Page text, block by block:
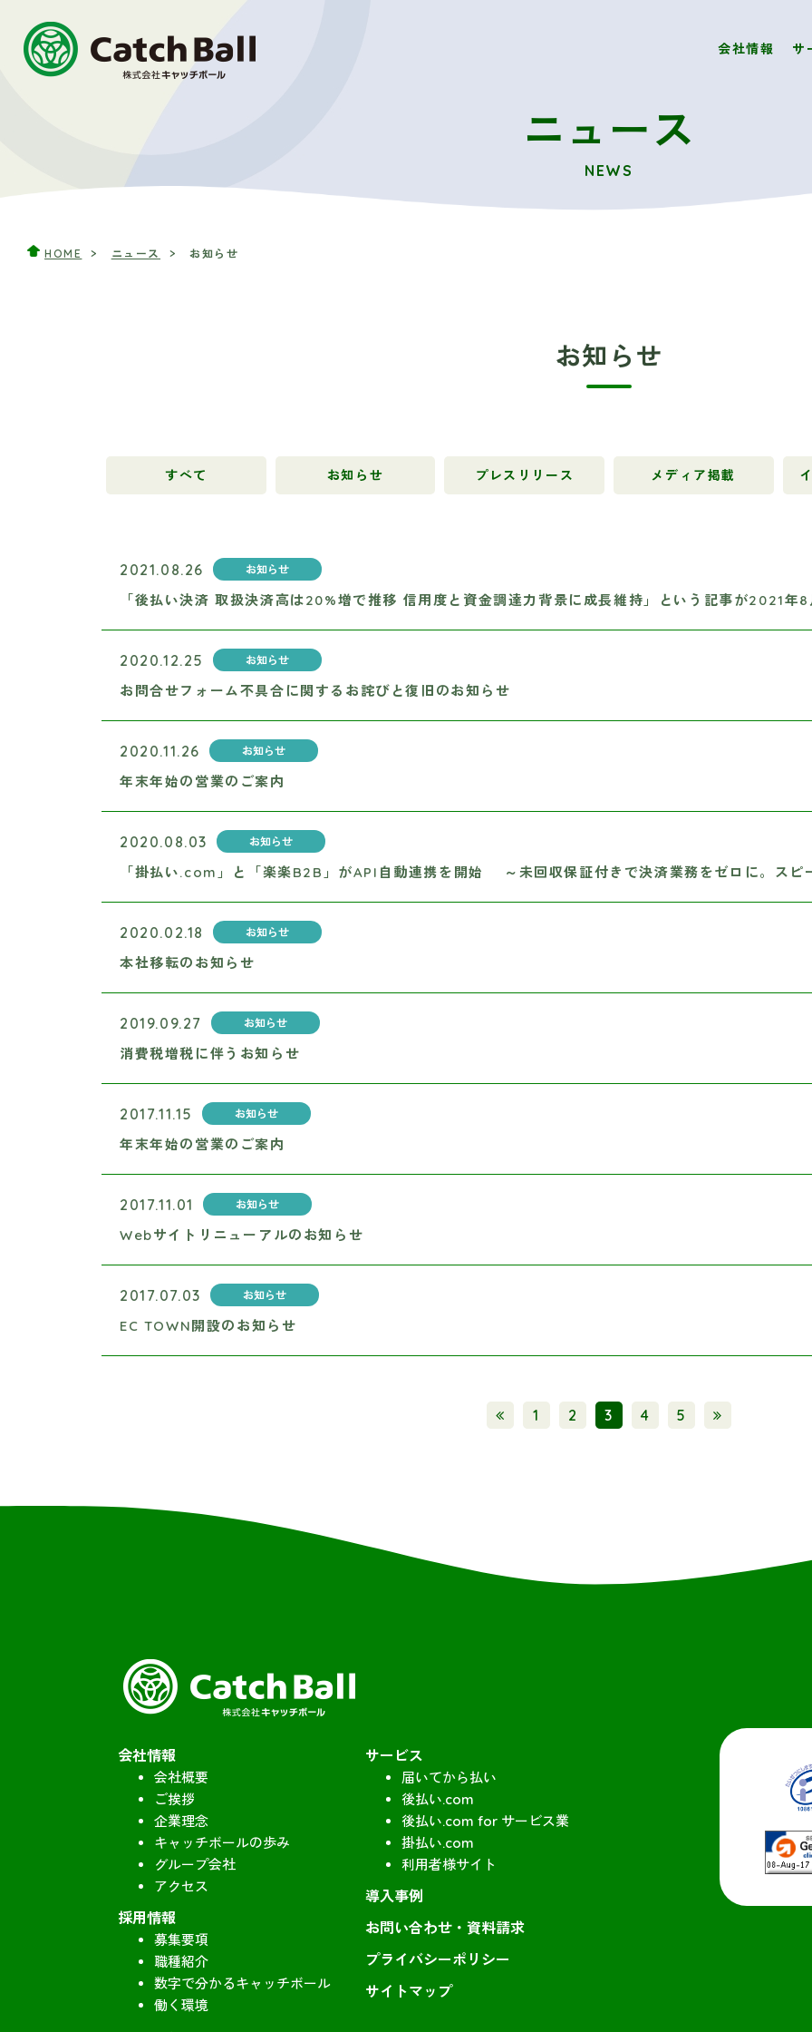
会社情報 サ
ニュース
NEWS
HOME ニュース お知らせ
お知らせ
すべて お知らせ プレスリリース メディア掲載
2021.08.26 お知らせ
「後払い決済 取扱決済高は20%増で推移 信用度と資金調達力背景に成長維持」という記事が2021年
2020.12.25 お知らせ
お問合せフォーム不具合に関するお詫びと復旧のお知らせ
2020.11.26 お知らせ
年末年始の営業のご案内
2020.08.03 お知らせ
「掛払い.com」と「楽楽B2B」がAPI自動連携を開始 ～未回収保証付きで決済業務をゼロに。スピ
2020.02.18 お知らせ
本社移転のお知らせ
2019.09.27 お知らせ
消費税増税に伴うお知らせ
2017.11.15 お知らせ
年末年始の営業のご案内
2017.11.01 お知らせ
Webサイトリニューアルのお知らせ
2017.07.03 お知らせ
EC TOWN開設のお知らせ
1 2 3 4 5
会社情報
会社概要
ご挨拶
企業理念
キャッチボールの歩み
グループ会社
アクセス
採用情報
募集要項
職種紹介
数字で分かるキャッチボール
働く環境
サービス
届いてから払い
後払い.com
後払い.com for サービス業
掛払い.com
利用者様サイト
導入事例
お問い合わせ・資料請求
プライバシーポリシー
サイトマップ